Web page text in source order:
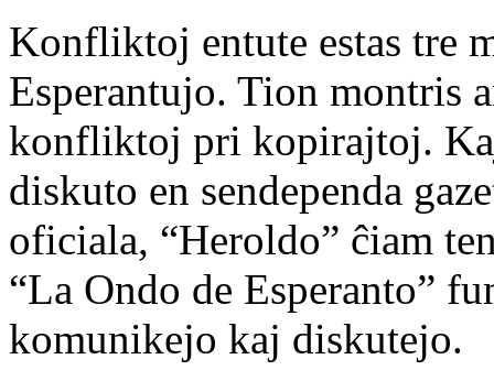
Konfliktoj entute estas tre
Esperantujo. Tion montris
konfliktoj pri kopirajtoj.
diskuto en sendependa
oficiala, “Heroldo” ĉiam
“La Ondo de Esperanto”
komunikejo kaj diskutejo.